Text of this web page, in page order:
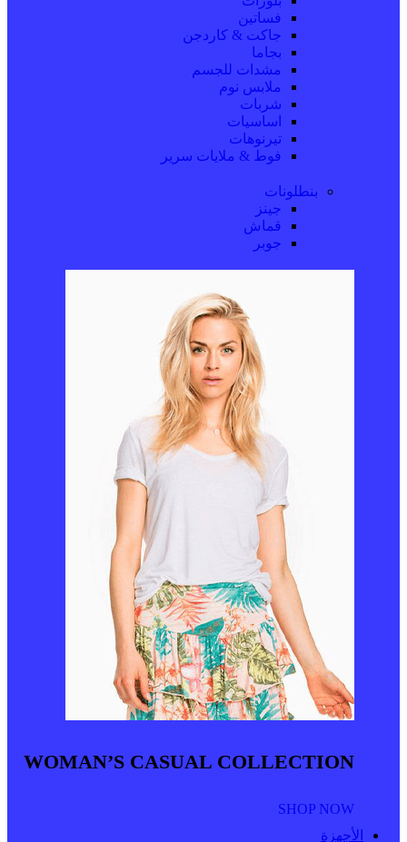
فساتين
جاكت & كاردجن
بجاما
مشدات للجسم
ملابس نوم
شربات
اساسيات
تيرنوهات
فوط & ملايات سرير
بنطلونات
جينز
قماش
جوبر
WOMAN’S CASUAL COLLECTION
SHOP NOW
الأجهزة